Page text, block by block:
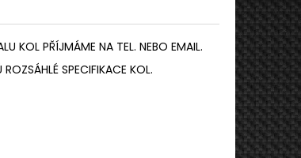
KOL PŘÍJMÁME NA TEL. NEBO EMAIL.
SPECIFIKACE KOL.